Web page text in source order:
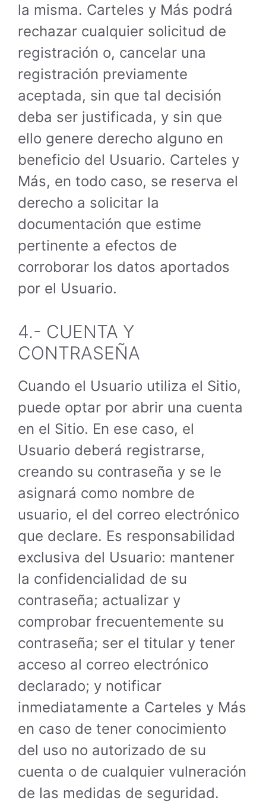
la misma. Carteles y Más podrá
rechazar cualquier solicitud de
registración o, cancelar una
registración previamente
aceptada, sin que tal decisión
deba ser justificada, y sin que
ello genere derecho alguno en
beneficio del Usuario. Carteles y
Más, en todo caso, se reserva el
derecho a solicitar la
documentación que estime
pertinente a efectos de
corroborar los datos aportados
por el Usuario.
4.- CUENTA Y
CONTRASEÑA
Cuando el Usuario utiliza el Sitio,
puede optar por abrir una cuenta
en el Sitio. En ese caso, el
Usuario deberá registrarse,
creando su contraseña y se le
asignará como nombre de
usuario, el del correo electrónico
que declare. Es responsabilidad
exclusiva del Usuario: mantener
la confidencialidad de su
contraseña; actualizar y
comprobar frecuentemente su
contraseña; ser el titular y tener
acceso al correo electrónico
declarado; y notificar
inmediatamente a Carteles y Más
en caso de tener conocimiento
del uso no autorizado de su
cuenta o de cualquier vulneración
de las medidas de seguridad.